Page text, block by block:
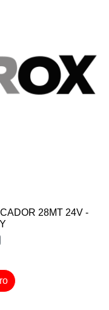
28MT 24V -